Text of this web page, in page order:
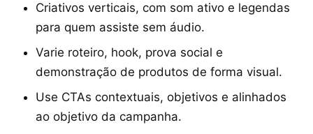
Criativos verticais, com som ativo e legendas
para quem assiste sem áudio.
Varie roteiro, hook, prova social e
demonstração de produtos de forma visual.
Use CTAs contextuais, objetivos e alinhados
ao objetivo da campanha.